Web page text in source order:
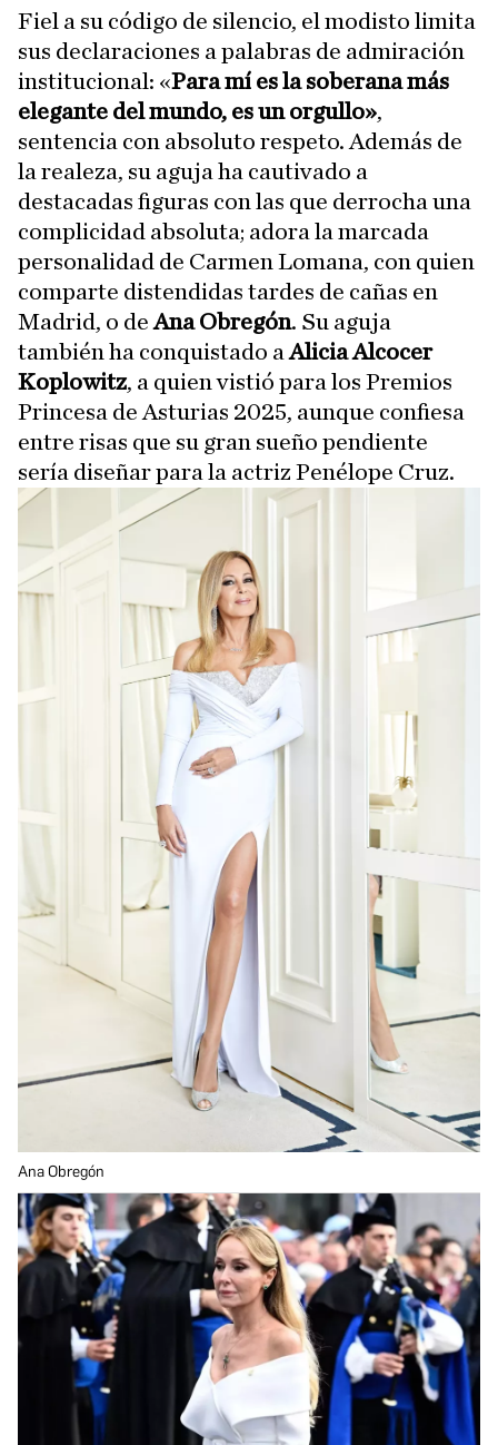
Fiel a su código de silencio, el modisto limita
sus declaraciones a palabras de admiración
institucional: «Para mí es la soberana más
elegante del mundo, es un orgullo»,
sentencia con absoluto respeto. Además de
la realeza, su aguja ha cautivado a
destacadas figuras con las que derrocha una
complicidad absoluta; adora la marcada
personalidad de Carmen Lomana, con quien
comparte distendidas tardes de cañas en
Madrid, o deAna Obregón. Su aguja
también ha conquistado aAlicia Alcocer
Koplowitz, a quien vistió para los Premios
Princesa de Asturias 2025, aunque confiesa
entre risas que su gran sueño pendiente
sería diseñar para la actriz Penélope Cruz.
Ana Obregón